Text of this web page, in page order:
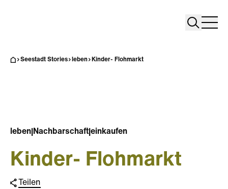
Search
Seestadt Stories leben Kinder- Flohmarkt
leben Nachbarschaft|einkaufen
Kinder- Flohmarkt
Teilen